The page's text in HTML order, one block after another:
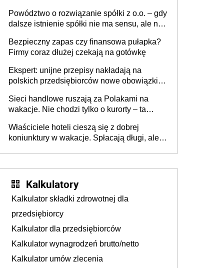
Powództwo o rozwiązanie spółki z o.o. – gdy
dalsze istnienie spółki nie ma sensu, ale nie
Bezpieczny zapas czy finansowa pułapka?
Firmy coraz dłużej czekają na gotówkę
Ekspert: unijne przepisy nakładają na
polskich przedsiębiorców nowe obowiązki w
Sieci handlowe ruszają za Polakami na
wakacje. Nie chodzi tylko o kurorty – ta
tam, gdzie wielu spędzi urlop po cichu
Właściciele hoteli cieszą się z dobrej
koniunktury w wakacje. Spłacają długi, ale
Kalkulatory
Kalkulator składki zdrowotnej dla
przedsiębiorcy
Kalkulator dla przedsiębiorców
Kalkulator wynagrodzeń brutto/netto
Kalkulator umów zlecenia